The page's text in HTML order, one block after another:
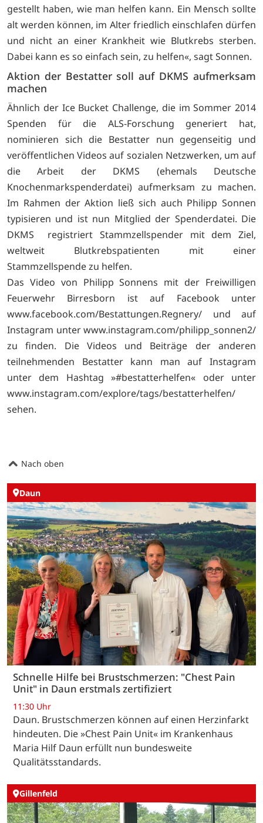
gestellt haben, wie man helfen kann. Ein Mensch sollte
alt werden können, im Alter friedlich einschlafen dürfen
und nicht an einer Krankheit wie Blutkrebs sterben.
Dabei kann es so einfach sein, zu helfen«, sagt Sonnen.
Aktion der Bestatter soll auf DKMS aufmerksam
machen
Ähnlich der Ice Bucket Challenge, die im Sommer 2014
Spenden für die ALS-Forschung generiert hat,
nominieren sich die Bestatter nun gegenseitig und
veröffentlichen Videos auf sozialen Netzwerken, um auf
die Arbeit der DKMS (ehemals Deutsche
Knochenmarkspenderdatei) aufmerksam zu machen.
Im Rahmen der Aktion ließ sich auch ­Philipp Sonnen
typisieren und ist nun Mitglied der Spenderdatei. Die
DKMS registriert Stammzellspender mit dem Ziel,
weltweit Blutkrebspatienten mit einer
Stammzellspende zu helfen.
Das Video von Philipp Sonnens mit der Freiwilligen
Feuerwehr Birresborn ist auf Facebook unter
www.facebook.com/Bestattungen.Regnery/ und auf
Instagram unterwww.instagram.com/philipp_sonnen2/
zu finden. Die Videos und Beiträge der anderen
teilnehmenden Bestatter kann man auf Instagram
unter dem Hashtag »#bestatterhelfen« oder unter
www.instagram.com/explore/tags/bestatterhelfen/
sehen.
Nach oben
Daun
Schnelle Hilfe bei Brustschmerzen: "Chest Pain
Unit" in Daun erstmals zertifiziert
11:30 Uhr
Daun. Brustschmerzen können auf einen Herzinfarkt
hindeuten. Die »Chest Pain Unit« im Krankenhaus
Maria Hilf Daun erfüllt nun bundesweite
Qualitätsstandards.
Gillenfeld